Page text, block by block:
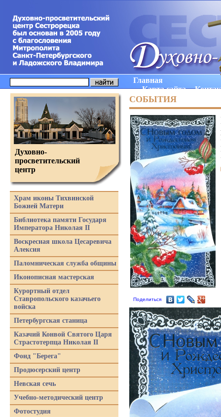
Главная
Карта сайта
СОБЫТИЯ
Поделиться
Духовно-
просветительский
центр
Храм иконы Тихвинской
Божией Матери
Библиотека памяти Государя
Императора Николая II
Воскресная школа Цесаревича
Алексия
Паломническая служба общины
Иконописная мастерская
Курортный отдел
Ставропольского казачьего
войска
Петербургская станица
Казачий Конвой Святого Царя
Страстотерпца Николая II
Фонд "Берега"
Продюсерский центр
Невская сечь
Учебно-методический центр
Фотостудия